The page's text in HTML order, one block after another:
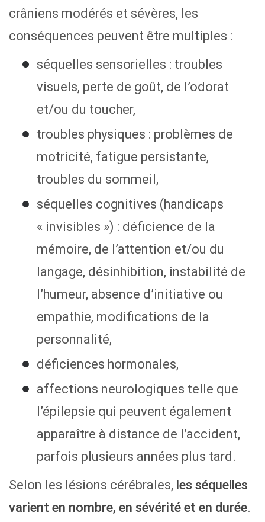
crâniens modérés et sévères, les
conséquences peuvent être multiples :
séquelles sensorielles : troubles
visuels, perte de goût, de l’odorat
et/ou du toucher,
troubles physiques : problèmes de
motricité, fatigue persistante,
troubles du sommeil,
séquelles cognitives (handicaps
« invisibles ») : déficience de la
mémoire, de l’attention et/ou du
langage, désinhibition, instabilité de
l’humeur, absence d’initiative ou
empathie, modifications de la
personnalité,
déficiences hormonales,
affections neurologiques telle que
l’épilepsie qui peuvent également
apparaître à distance de l’accident,
parfois plusieurs années plus tard.
Selon les lésions cérébrales, les séquelles
varient en nombre, en sévérité et en durée.